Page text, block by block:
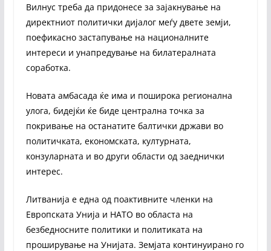
Вилнус треба да придонесе за зајакнување на
директниот политички дијалог меѓу двете земји,
поефикасно застапување на националните
интереси и унапредување на билатералната
соработка.
Новата амбасада ќе има и поширока регионална
улога, бидејќи ќе биде централна точка за
покривање на останатите балтички држави во
политичката, економската, културната,
конзуларната и во други области од заеднички
интерес.
Литванија е една од поактивните членки на
Европската Унија и НАТО во областа на
безбедносните политики и политиката на
проширување на Унијата. Земјата континуирано го